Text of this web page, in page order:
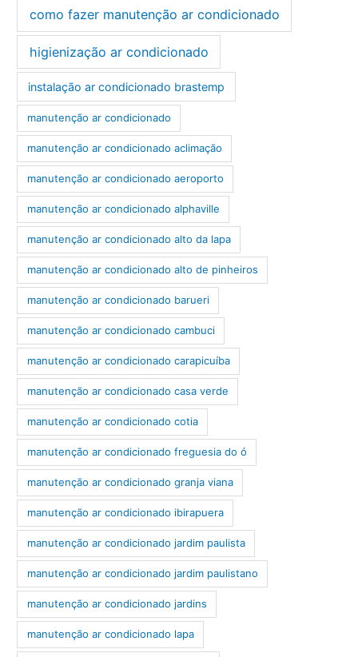
como fazer manutenção ar condicionado
higienização ar condicionado
instalação ar condicionado brastemp
manutenção ar condicionado
manutenção ar condicionado aclimação
manutenção ar condicionado aeroporto
manutenção ar condicionado alphaville
manutenção ar condicionado alto da lapa
manutenção ar condicionado alto de pinheiros
manutenção ar condicionado barueri
manutenção ar condicionado cambuci
manutenção ar condicionado carapicuíba
manutenção ar condicionado casa verde
manutenção ar condicionado cotia
manutenção ar condicionado freguesia do ó
manutenção ar condicionado granja viana
manutenção ar condicionado ibirapuera
manutenção ar condicionado jardim paulista
manutenção ar condicionado jardim paulistano
manutenção ar condicionado jardins
manutenção ar condicionado lapa